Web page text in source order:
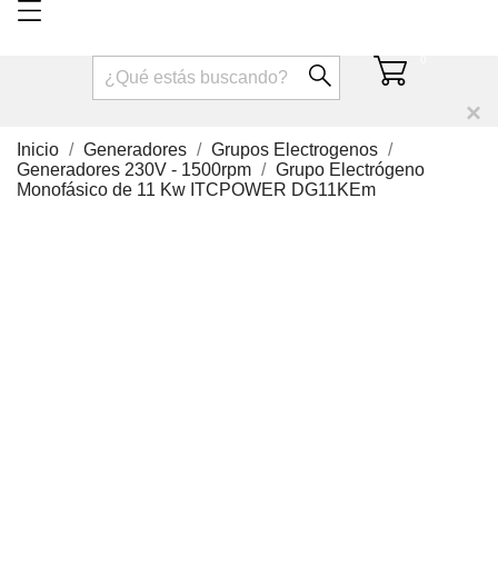
×
Inicio Generadores
Grupos Electrogenos
Generadores 230V - 1500rpm
Grupo Electrógeno
Monofásico de 11 Kw ITCPOWER DG11KEm